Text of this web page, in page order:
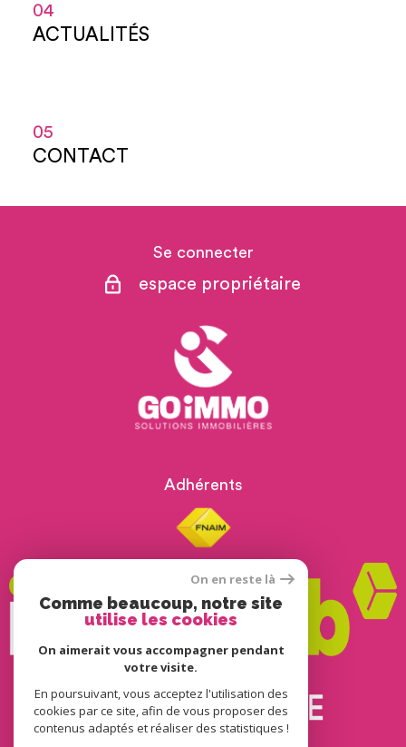
04
ACTUALITÉS
05
CONTACT
Se connecter
espace propriétaire
Adhérents
© 2022 Tous droits réservés
Traduction powered by Google
On en reste là
Comme beaucoup, notre site
utilise les cookies
On aimerait vous accompagner pendant
votre visite.
En poursuivant, vous acceptez l'utilisation des
cookies par ce site, afin de vous proposer des
contenus adaptés et réaliser des statistiques !